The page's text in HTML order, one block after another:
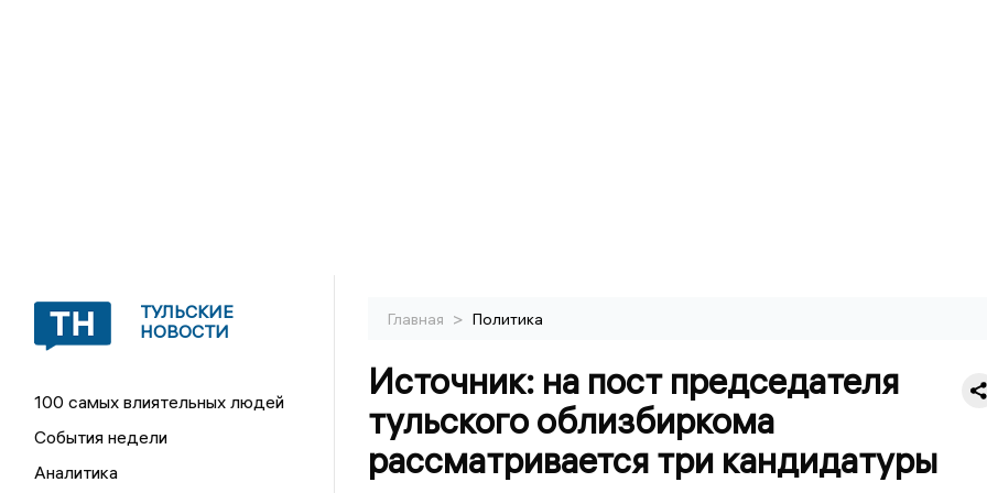
ТУЛЬСКИЕ
НОВОСТИ
100 самых влиятельных людей
События недели
Аналитика
Главная > Политика
Источник: на пост председателя
тульского облизбиркома
рассматривается три кандидатуры